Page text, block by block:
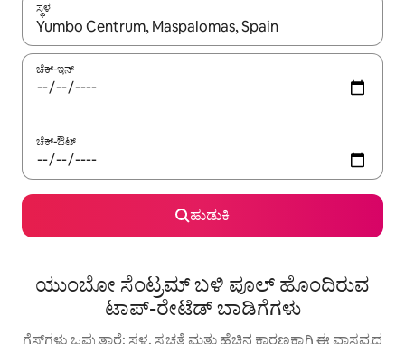
ಸ್ಥಳ
ಫಲಿತಾಂಶಗಳು ಲಭ್ಯವಿರುವಾಗ, ಅಪ್ ಮತ್ತು ಡೌನ್ ಬಾಣದ ಕೀಲಿಗಳೊಂದಿಗೆ
ಚೆಕ್-ಇನ್
ಚೆಕ್-ಔಟ್
ಹುಡುಕಿ
ಯುಂಬೋ ಸೆಂಟ್ರಮ್ ಬಳಿ ಪೂಲ್ ಹೊಂದಿರುವ
ಟಾಪ್-ರೇಟೆಡ್ ಬಾಡಿಗೆಗಳು
ಗೆಸ್ಟ್‌ಗಳು ಒಪ್ಪುತ್ತಾರೆ: ಸ್ಥಳ, ಸ್ವಚ್ಛತೆ ಮತ್ತು ಹೆಚ್ಚಿನ ಕಾರಣಕ್ಕಾಗಿ ಈ ವಾಸ್ತವ್ಯದ